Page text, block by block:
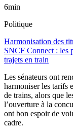
6min
Politique
Harmonisation des
SNCF Connect : les
trajets en train
Les sénateurs ont
harmoniser les tarifs
de trains, alors que
l’ouverture à la
ont bon espoir de
cadre.